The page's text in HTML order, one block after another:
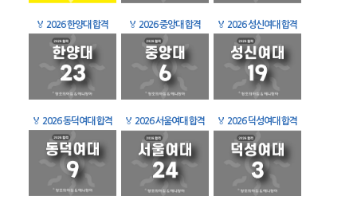
🏅 2026 한양대 합격 🏅 2026 중앙대 합격 🏅 2026 성신여대 합격
🏅 2026 동덕여대 합격 🏅 2026 서울여대 합격 🏅 2026 덕성여대 합격